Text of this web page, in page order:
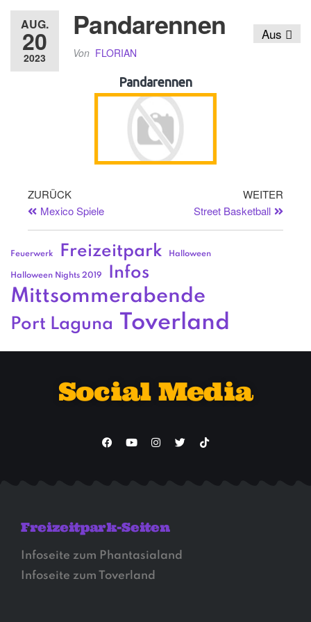
AUG.
20
2023
Aus
Pandarennen
Von FLORIAN
Pandarennen
ZURÜCK
Mexico Spiele
WEITER
Street Basketball
Feuerwerk Freizeitpark Halloween
Halloween Nights 2019 Infos
Mittsommerabende
Port Laguna Toverland
Social Media
Freizeitpark-Seiten
Infoseite zum Phantasialand
Infoseite zum Toverland